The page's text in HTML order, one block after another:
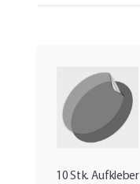
10 Stk. Aufkleber